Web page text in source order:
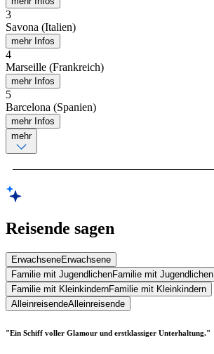
3
Savona (Italien)
mehr Infos
4
Marseille (Frankreich)
mehr Infos
5
Barcelona (Spanien)
mehr Infos
mehr
Reisende sagen
ErwachseneErwachsene
Familie mit JugendlichenFamilie mit Jugendlichen
Familie mit KleinkindernFamilie mit Kleinkindern
AlleinreisendeAlleinreisende
"Ein Schiff voller Glamour und erstklassiger Unterhaltung."